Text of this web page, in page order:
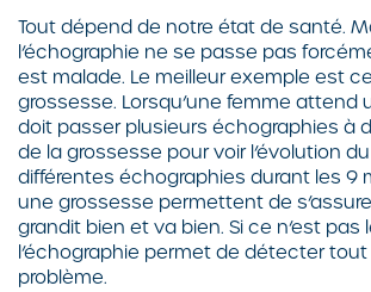
Tout dépend de notre état de santé.
l’échographie ne se passe pas
est malade. Le meilleur exemple est
grossesse. Lorsqu’une femme attend
doit passer plusieurs échographies à
de la grossesse pour voir l’évolution
différentes échographies durant les 9
une grossesse permettent de
grandit bien et va bien. Si ce n’est pas
l’échographie permet de détecter
problème.